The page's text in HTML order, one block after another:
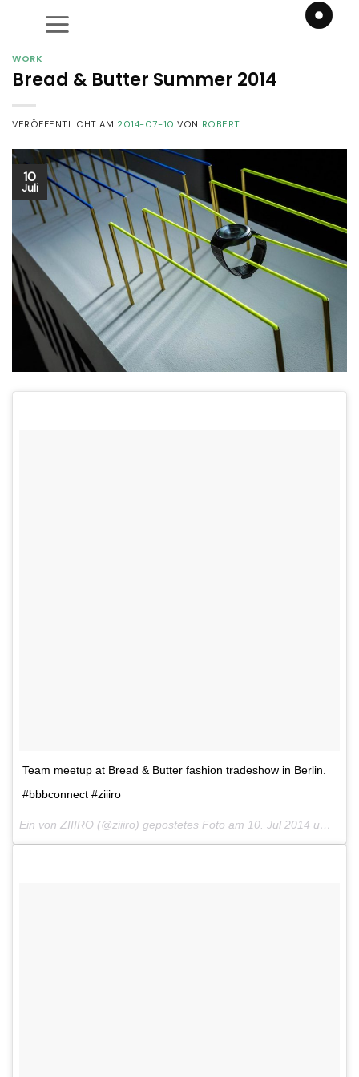
WORK
Bread & Butter Summer 2014
VERÖFFENTLICHT AM 2014-07-10 VON ROBERT
10
Juli
Team meetup at Bread & Butter fashion tradeshow in Berlin.
#bbbconnect #ziiiro
Ein von ZIIIRO (@ziiiro) gepostetes Foto am 10. Jul 2014 um 1:14 Uhr